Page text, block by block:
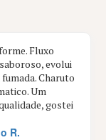
Fluxo
evolui
Charuto
Um
gostei
R.